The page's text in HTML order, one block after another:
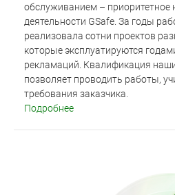
обслуживанием – приоритетное
деятельности GSafe. За годы
реализовала сотни проектов
которые эксплуатируются
рекламаций. Квалификация
позволяет проводить работы,
требования заказчика.
Подробнее